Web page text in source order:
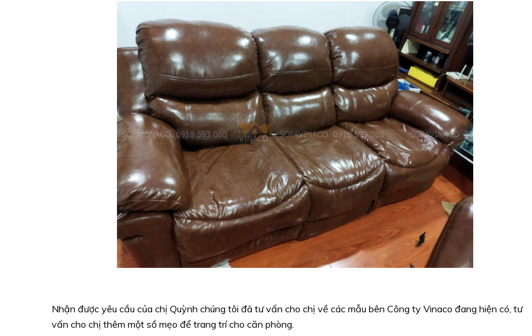
Nhận được yêu cầu của chị Quỳnh chúng tôi đã tư vấn cho chị về các mẫu bên Công ty Vinaco đang hiện có, tư
vấn cho chị thêm một sồ mẹo để trang trí cho căn phòng.